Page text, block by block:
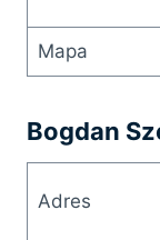
Mapa
Bogdan
Adres